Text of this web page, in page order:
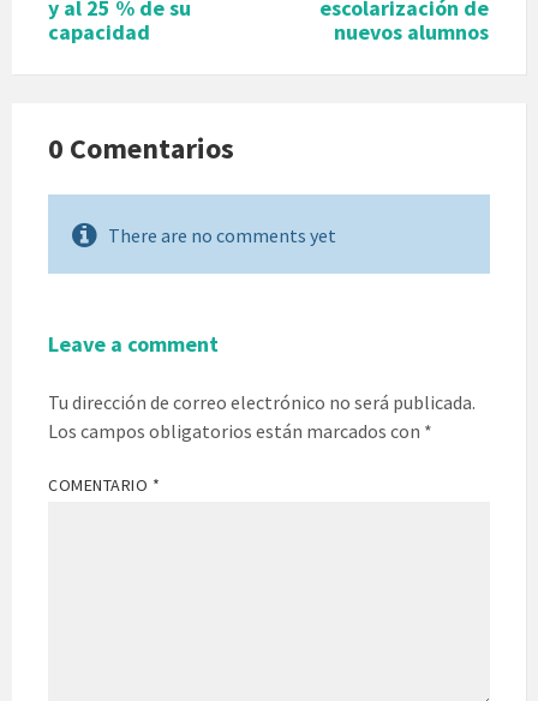
y al 25 % de su
capacidad
escolarización de
nuevos alumnos
0 Comentarios
There are no comments yet
Leave a comment
Tu dirección de correo electrónico no será publicada.
Los campos obligatorios están marcados con *
COMENTARIO *